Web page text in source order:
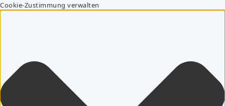
Cookie-Zustimmung verwalten